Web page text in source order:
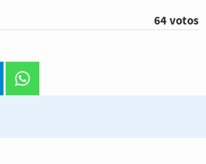
64 votos
telegram